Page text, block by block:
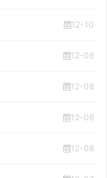
12-10
12-08
12-08
12-08
12-08